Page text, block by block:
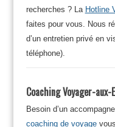
recherches ? La Hotline
faites pour vous. Nous
d’un entretien privé en
téléphone).
Coaching Voyager-
Besoin d’un
coaching de voyagevous